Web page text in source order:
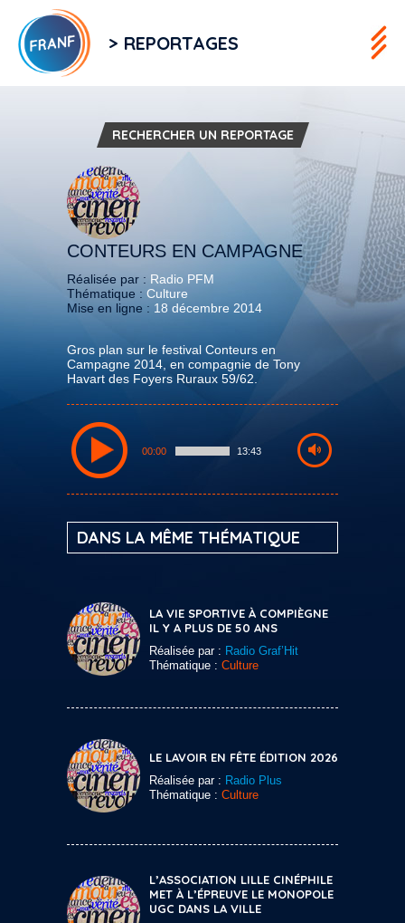
> REPORTAGES
RECHERCHER UN REPORTAGE
CONTEURS EN CAMPAGNE
Réalisée par : Radio PFM
Thématique : Culture
Mise en ligne : 18 décembre 2014
Gros plan sur le festival Conteurs en
Campagne 2014, en compagnie de Tony
Havart des Foyers Ruraux 59/62.
00:00 13:43
DANS LA MÊME THÉMATIQUE
LA VIE SPORTIVE À COMPIÈGNE
IL Y A PLUS DE 50 ANS
Réalisée par : Radio Graf’Hit
Thématique : Culture
LE LAVOIR EN FÊTE ÉDITION 2026
Réalisée par : Radio Plus
Thématique : Culture
L’ASSOCIATION LILLE CINÉPHILE
MET À L’ÉPREUVE LE MONOPOLE
UGC DANS LA VILLE